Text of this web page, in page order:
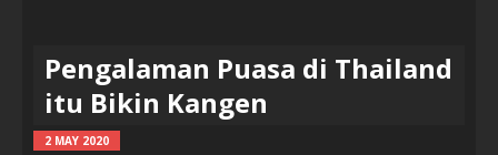
Pengalaman Puasa di Thailand
itu Bikin Kangen
2 MAY 2020